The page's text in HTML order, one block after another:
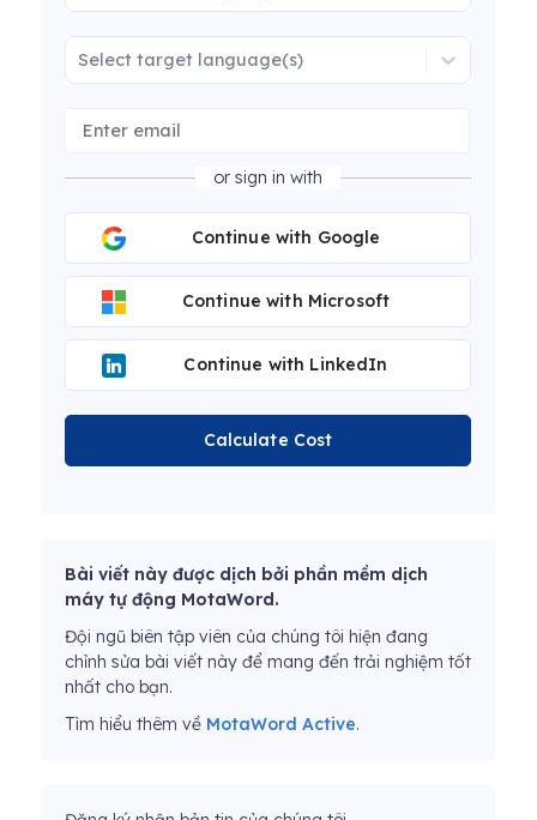
Select target language(s)
or sign in with
Continue with Google
Continue with Microsoft
Continue with LinkedIn
Calculate Cost
Bài viết này được dịch bởi phần mềm dịch
máy tự động MotaWord.
Đội ngũ biên tập viên của chúng tôi hiện đang
chỉnh sửa bài viết này để mang đến trải nghiệm tốt
nhất cho bạn.
Tìm hiểu thêm về MotaWord Active.